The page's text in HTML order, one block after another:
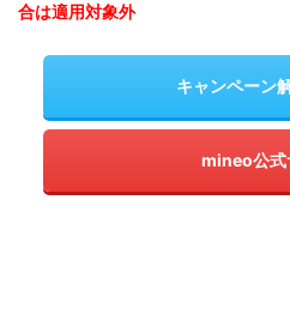
合は適用対象外
キャンペーン
mineo公式